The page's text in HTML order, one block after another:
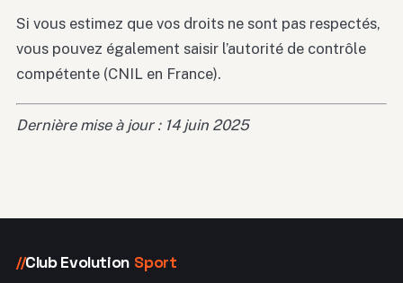
Si vous estimez que vos droits ne sont pas respectés,
vous pouvez également saisir l’autorité de contrôle
compétente (CNIL en France).
Dernière mise à jour : 14 juin 2025
//Club Evolution Sport